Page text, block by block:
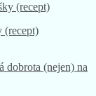
(recept)